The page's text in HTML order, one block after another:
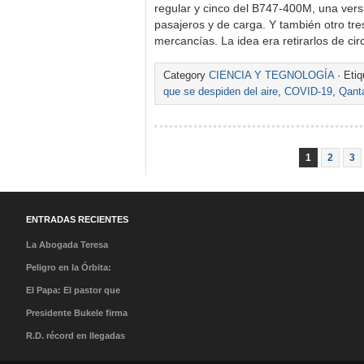
regular y cinco del B747-400M, una
pasajeros y de carga. Y también otro
mercancías. La idea era retirarlos de
Category CIENCIA Y TEGNOLOGÍA·
que se despiden del aire, COVID-19,
1 2 3
ENTRADAS RECIENTES
La Abogada Teresa
Stella Mera Gómez es la
Peligro en la Órbita:
¿Qué es la «Basura
El Papa: El pastor que
caminó en la tormenta y
el milagro de su llegada
Presidente Bukele firma
acuerdo que abre nueva
R.D. récord en llegadas